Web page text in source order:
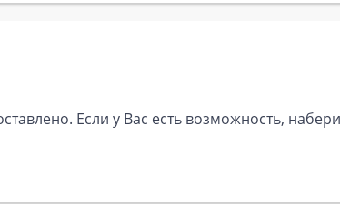
Если у Вас есть возможность,